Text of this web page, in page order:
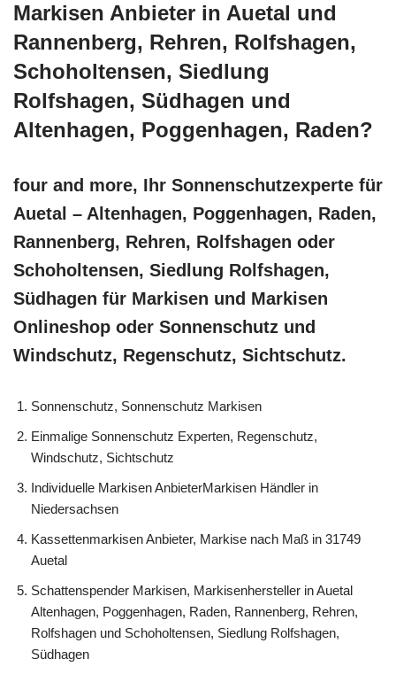
Markisen Anbieter in Auetal und
Rannenberg, Rehren, Rolfshagen,
Schoholtensen, Siedlung
Rolfshagen, Südhagen und
Altenhagen, Poggenhagen, Raden?
four and more, Ihr Sonnenschutzexperte für
Auetal – Altenhagen, Poggenhagen, Raden,
Rannenberg, Rehren, Rolfshagen oder
Schoholtensen, Siedlung Rolfshagen,
Südhagen für Markisen und Markisen
Onlineshop oder Sonnenschutz und
Windschutz, Regenschutz, Sichtschutz.
Sonnenschutz, Sonnenschutz Markisen
Einmalige Sonnenschutz Experten, Regenschutz,
Windschutz, Sichtschutz
Individuelle Markisen AnbieterMarkisen Händler in
Niedersachsen
Kassettenmarkisen Anbieter, Markise nach Maß in 31749
Auetal
Schattenspender Markisen, Markisenhersteller in Auetal
Altenhagen, Poggenhagen, Raden, Rannenberg, Rehren,
Rolfshagen und Schoholtensen, Siedlung Rolfshagen,
Südhagen